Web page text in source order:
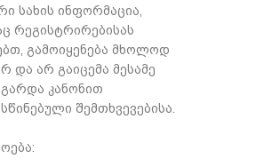
სახის ინფორმაცია,
რეგისტრირებისას
გამოიყენება მხოლოდ
და არ გაიცემა მესამე
გარდა კანონით
შემთხვევებისა.